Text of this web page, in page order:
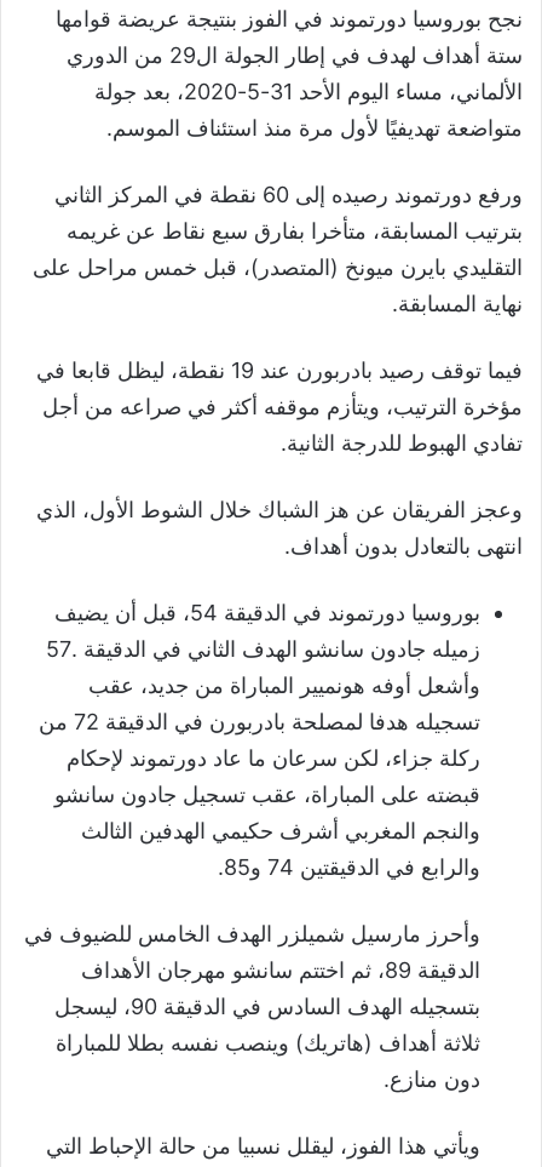
نجح بوروسيا دورتموند في الفوز بنتيجة عريضة قوامها
ستة أهداف لهدف في إطار الجولة ال29 من الدوري
الألماني، مساء اليوم الأحد 31-5-2020، بعد جولة
متواضعة تهديفيًا لأول مرة منذ استئناف الموسم.
ورفع دورتموند رصيده إلى 60 نقطة في المركز الثاني
بترتيب المسابقة، متأخرا بفارق سبع نقاط عن غريمه
التقليدي بايرن ميونخ (المتصدر)، قبل خمس مراحل على
نهاية المسابقة.
فيما توقف رصيد بادربورن عند 19 نقطة، ليظل قابعا في
مؤخرة الترتيب، ويتأزم موقفه أكثر في صراعه من أجل
تفادي الهبوط للدرجة الثانية.
وعجز الفريقان عن هز الشباك خلال الشوط الأول، الذي
انتهى بالتعادل بدون أهداف.
بوروسيا دورتموند في الدقيقة 54، قبل أن يضيف
زميله جادون سانشو الهدف الثاني في الدقيقة .57
وأشعل أوفه هونميير المباراة من جديد، عقب
تسجيله هدفا لمصلحة بادربورن في الدقيقة 72 من
ركلة جزاء، لكن سرعان ما عاد دورتموند لإحكام
قبضته على المباراة، عقب تسجيل جادون سانشو
والنجم المغربي أشرف حكيمي الهدفين الثالث
والرابع في الدقيقتين 74 و85.
وأحرز مارسيل شميلزر الهدف الخامس للضيوف في
الدقيقة 89، ثم اختتم سانشو مهرجان الأهداف
بتسجيله الهدف السادس في الدقيقة 90، ليسجل
ثلاثة أهداف (هاتريك) وينصب نفسه بطلا للمباراة
دون منازع.
ويأتي هذا الفوز، ليقلل نسبيا من حالة الإحباط التي